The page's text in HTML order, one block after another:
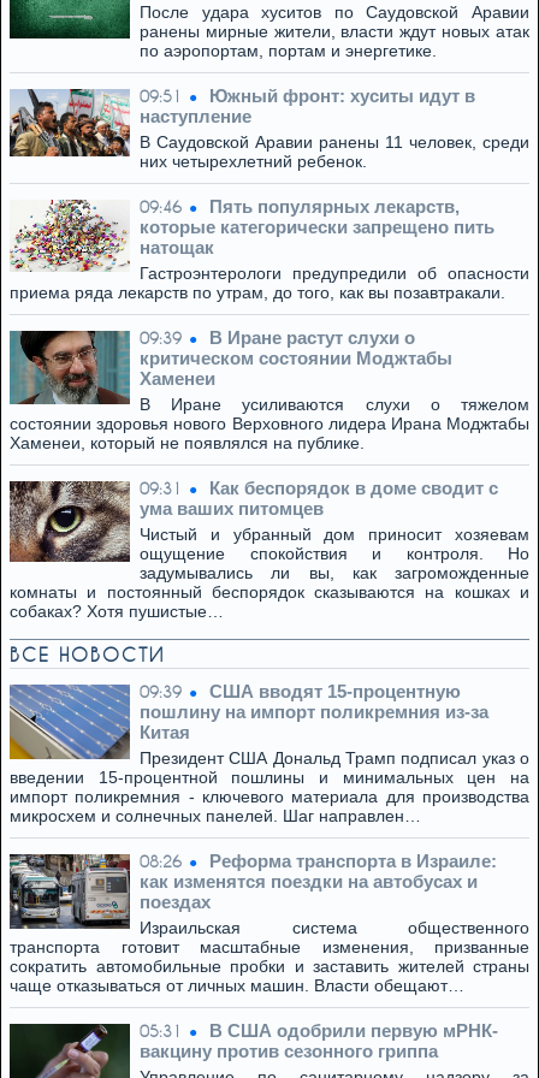
После удара хуситов по Саудовской Аравии
ранены мирные жители, власти ждут новых атак
по аэропортам, портам и энергетике.
09:51
Южный фронт: хуситы идут в
наступление
В Саудовской Аравии ранены 11 человек, среди
них четырехлетний ребенок.
09:46
Пять популярных лекарств,
которые категорически запрещено пить
натощак
Гастроэнтерологи предупредили об опасности
приема ряда лекарств по утрам, до того, как вы позавтракали.
09:39
В Иране растут слухи о
критическом состоянии Моджтабы
Хаменеи
В Иране усиливаются слухи о тяжелом
состоянии здоровья нового Верховного лидера Ирана Моджтабы
Хаменеи, который не появлялся на публике.
09:31
Как беспорядок в доме сводит с
ума ваших питомцев
Чистый и убранный дом приносит хозяевам
ощущение спокойствия и контроля. Но
задумывались ли вы, как загроможденные
комнаты и постоянный беспорядок сказываются на кошках и
собаках? Хотя пушистые…
ВСЕ НОВОСТИ
09:39
США вводят 15-процентную
пошлину на импорт поликремния из-за
Китая
Президент США Дональд Трамп подписал указ о
введении 15-процентной пошлины и минимальных цен на
импорт поликремния - ключевого материала для производства
микросхем и солнечных панелей. Шаг направлен…
08:26
Реформа транспорта в Израиле:
как изменятся поездки на автобусах и
поездах
Израильская система общественного
транспорта готовит масштабные изменения, призванные
сократить автомобильные пробки и заставить жителей страны
чаще отказываться от личных машин. Власти обещают…
05:31
В США одобрили первую мРНК-
вакцину против сезонного гриппа